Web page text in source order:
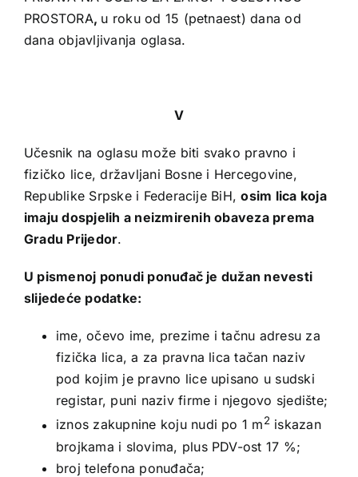
PROSTORA, u roku od 15 (petnaest) dana od
dana objavljivanja oglasa.
V
Učesnik na oglasu može biti svako pravno i
fizičko lice, državljani Bosne i Hercegovine,
Republike Srpske i Federacije BiH,osim lica koja
imaju dospjelih a neizmirenih obaveza prema
Gradu Prijedor.
U pismenoj ponudi ponuđač je dužan nevesti
slijedeće podatke:
ime, očevo ime, prezime i tačnu adresu za
fizička lica, a za pravna lica tačan naziv
pod kojim je pravno lice upisano u sudski
registar, puni naziv firme i njegovo sjedište;
iznos zakupnine koju nudi po 1 m2iskazan
brojkama i slovima, plus PDV-ost 17 %;
broj telefona ponuđača;